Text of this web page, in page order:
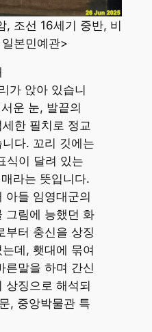
, 조선 16세기 중반, 비
본민예관>
가 앉아 있습니
운 눈, 발끝의
한 필치로 정교
다. 꼬리 깃에는
식이 달려 있는
라는 뜻입니다.
아들 임영대군의
그림에 능했던 화
부터 충신을 상징
데, 횃대에 묶여
른말을 하며 간신
상징으로 해석되
, 중앙박물관 특